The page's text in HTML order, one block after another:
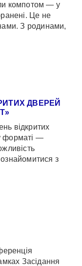
компотом — у
Це не
З родинами,
ДВЕРЕЙ
відкритих
форматі —
з
Засідання